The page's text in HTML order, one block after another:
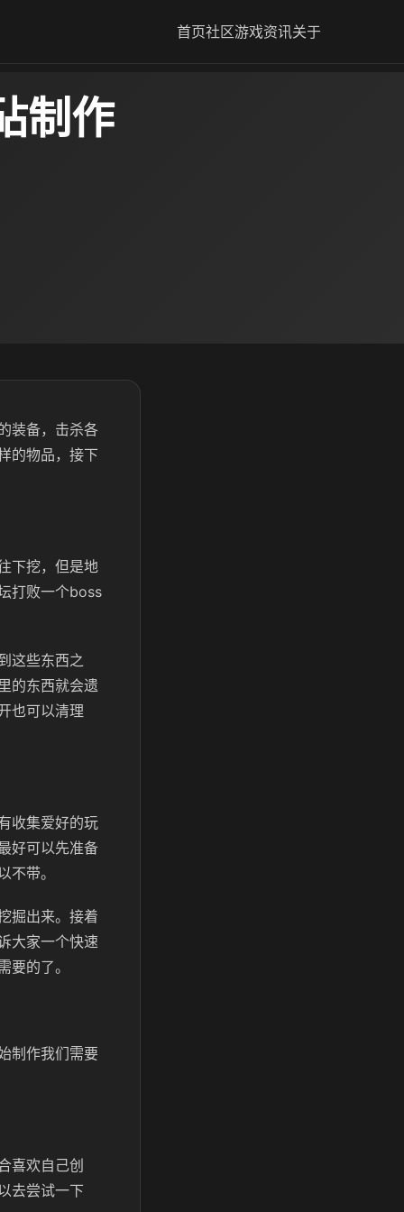
首页社区游戏资讯关于
制作
装备，击杀各
的物品，接下
下挖，但是地
打败一个boss
这些东西之
的东西就会遗
也可以清理
收集爱好的玩
好可以先准备
带。
掘出来。接着
大家一个快速
的了。
制作我们需要
喜欢自己创
去尝试一下